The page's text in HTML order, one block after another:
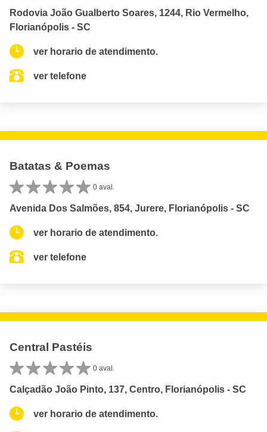
Rodovia João Gualberto Soares, 1244, Rio Vermelho,
Florianópolis - SC
ver horario de atendimento.
ver telefone
Batatas & Poemas
0 aval.
Avenida Dos Salmões, 854, Jurere, Florianópolis - SC
ver horario de atendimento.
ver telefone
Central Pastéis
0 aval.
Calçadão João Pinto, 137, Centro, Florianópolis - SC
ver horario de atendimento.